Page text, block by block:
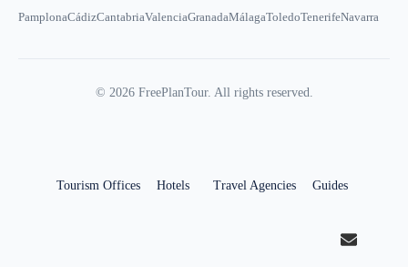
PamplonaCádizCantabriaValenciaGranadaMálagaToledoTenerifeNavarra
© 2026FreePlanTour. All rights reserved.
Tourism Offices Hotels Travel Agencies Guides